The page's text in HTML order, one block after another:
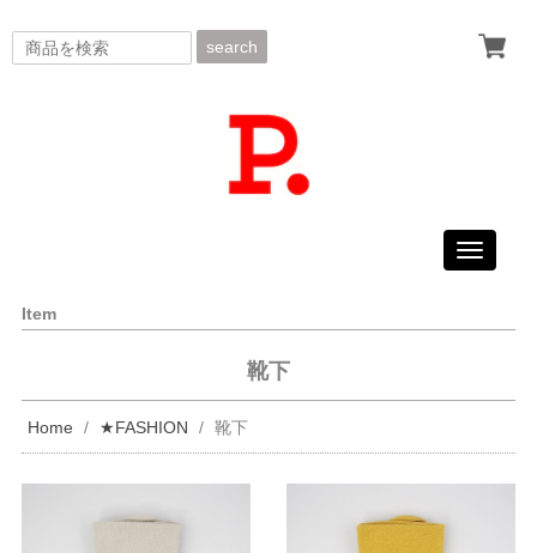
search
Toggle
Item
靴下
Home ★FASHION 靴下